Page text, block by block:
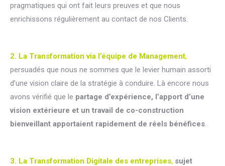
pragmatiques qui ont fait leurs preuves et que nous
enrichissons régulièrement au contact de nos Clients.
2. La Transformation via l’équipe de Management,
persuadés que nous ne sommes que le levier humain assorti
d’une vision claire de la stratégie à conduire. Là encore nous
avons vérifié que le partage d’expérience, l’apport d’une
vision extérieure et un travail de co-construction
bienveillant apportaient rapidement de réels bénéfices.
3. La Transformation Digitale des entreprises, sujet